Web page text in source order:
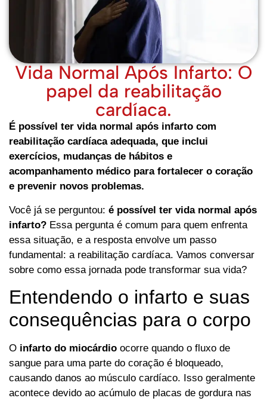
Vida Normal Após Infarto: O
papel da reabilitação
cardíaca.
É possível ter vida normal após infarto com
reabilitação cardíaca adequada, que inclui
exercícios, mudanças de hábitos e
acompanhamento médico para fortalecer o coração
e prevenir novos problemas.
Você já se perguntou: é possível ter vida normal após
infarto? Essa pergunta é comum para quem enfrenta
essa situação, e a resposta envolve um passo
fundamental: a reabilitação cardíaca. Vamos conversar
sobre como essa jornada pode transformar sua vida?
Entendendo o infarto e suas
consequências para o corpo
O infarto do miocárdio ocorre quando o fluxo de
sangue para uma parte do coração é bloqueado,
causando danos ao músculo cardíaco. Isso geralmente
acontece devido ao acúmulo de placas de gordura nas